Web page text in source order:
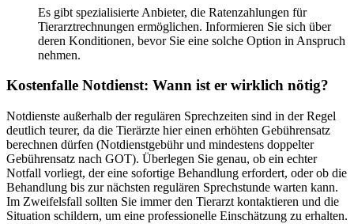
Es gibt spezialisierte Anbieter, die Ratenzahlungen für
Tierarztrechnungen ermöglichen. Informieren Sie sich über
deren Konditionen, bevor Sie eine solche Option in Anspruch
nehmen.
Kostenfalle Notdienst: Wann ist er wirklich nötig?
Notdienste außerhalb der regulären Sprechzeiten sind in der Regel
deutlich teurer, da die Tierärzte hier einen erhöhten Gebührensatz
berechnen dürfen (Notdienstgebühr und mindestens doppelter
Gebührensatz nach GOT). Überlegen Sie genau, ob ein echter
Notfall vorliegt, der eine sofortige Behandlung erfordert, oder ob die
Behandlung bis zur nächsten regulären Sprechstunde warten kann.
Im Zweifelsfall sollten Sie immer den Tierarzt kontaktieren und die
Situation schildern, um eine professionelle Einschätzung zu erhalten.